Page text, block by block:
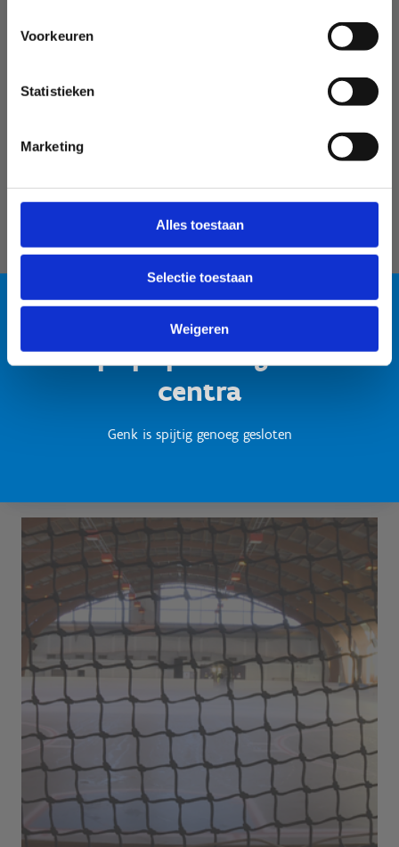
Voorkeuren
Statistieken
Marketing
Alles toestaan
Selectie toestaan
Weigeren
Test popup titel gesloten
centra
Genk is spijtig genoeg gesloten
Sport Vlaanderen Heusden-Zolder